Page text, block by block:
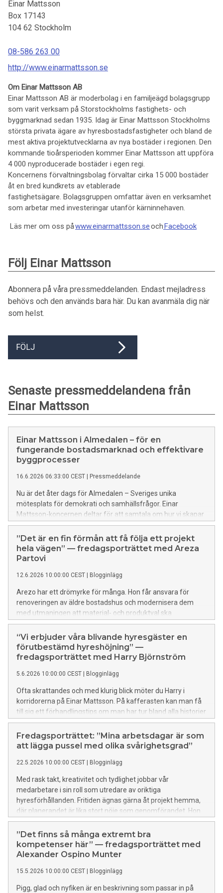
Einar Mattsson
Box 17143
104 62 Stockholm
08-586 263 00
http://www.einarmattsson.se
Om Einar Mattsson AB
Einar Mattsson AB är moderbolag i en familjeägd bolagsgrupp
som varit verksam på Storstockholms fastighets- och
byggmarknad sedan 1935. Idag är Einar Mattsson Stockholms
största privata ägare av hyresbostadsfastigheter och bland de
mest aktiva projektutvecklarna av nya bostäder i regionen. Den
kommande tioårsperioden kommer Einar Mattsson att uppföra
4 000 nyproducerade bostäder i egen regi.
Koncernens förvaltningsbolag förvaltar cirka 15 000 bostäder
åt en bred kundkrets av etablerade
fastighetsägare. Bolagsgruppen omfattar även en verksamhet
som arbetar med investeringar utanför kärninnehaven.
Läs mer om oss påwww.einarmattsson.seochFacebook
Följ Einar Mattsson
Abonnera på våra pressmeddelanden. Endast mejladress
behövs och den används bara här. Du kan avanmäla dig när
som helst.
FÖLJ
Senaste pressmeddelandena från
Einar Mattsson
Einar Mattsson i Almedalen – för en
fungerande bostadsmarknad och effektivare
byggprocesser
16.6.2026 06:33:00 CEST | Pressmeddelande
Nu är det åter dags för Almedalen – Sveriges unika
mötesplats för demokrati och samhällsfrågor. Einar
Mattsson-koncernen deltar för att samtala om hur vi skapar
en fungerande bostadsmarknad och effektivare
byggprocesser som möjliggör fortsatt tillväxt.
”Det är en fin förmån att få följa ett projekt
hela vägen” — fredagsporträttet med Areza
Partovi
12.6.2026 10:00:00 CEST | Blogginlägg
Arezo har ett drömyrke för många. Hon får ansvara för
renoveringen av äldre bostadshus och modernisera dem
med utmaningen att material- och produktval ska
harmoniera med husens tidsepoker, så att dess identitet
bevaras. Hon vill att chefer ska våga ge unga medarbetare
ansvar för att snabbt kunna bygga upp erfarenhet. Hon
reser gärna, men nu väntar ett annat slags äventyr. Lär
“Vi erbjuder våra blivande hyresgäster en
förutbestämd hyreshöjning” —
fredagsporträttet med Harry Björnström
5.6.2026 10:00:00 CEST | Blogginlägg
Ofta skrattandes och med klurig blick möter du Harry i
korridorerna på Einar Mattsson. På kafferasten kan man få
till sig ett förhandlingstips om man har tur bland alla historier
han gärna delar med sig av. När han inte förhandlar hyror,
spelar fritidshuset i Roslagen och gitarren en stor roll i hans
liv. Lär känna Harry i dagens fredagsporträtt:
Fredagsporträttet: ”Mina arbetsdagar är som
att lägga pussel med olika svårighetsgrad”
22.5.2026 10:00:00 CEST | Blogginlägg
Med rask takt, kreativitet och tydlighet jobbar vår
medarbetare i sin roll som utredare av oriktiga
hyresförhållanden. Fritiden ägnas gärna åt projekt hemma,
där planerandet är lika stort nöje som genomförandet. Hon
gillar också konst och musik, resor och kan flera språk. Lär
känna henne mer i dagens fredagsporträtt:
”Det finns så många extremt bra
kompetenser här” — fredagsporträttet med
Alexander Ospino Munter
15.5.2026 10:00:00 CEST | Blogginlägg
Pigg, glad och nyfiken är en beskrivning som passar in på